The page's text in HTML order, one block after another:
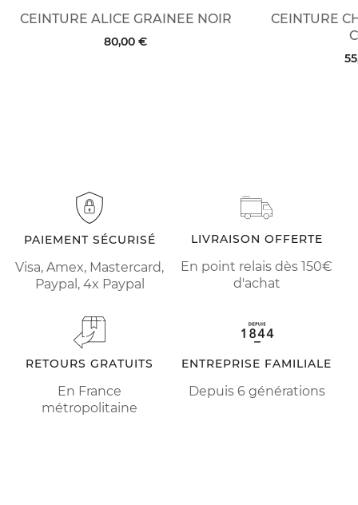
CEINTURE ALICE GRAINEE NOIR
80,00 €
CEINTURE
PAIEMENT SÉCURISÉ
Visa, Amex, Mastercard,
Paypal, 4x Paypal
LIVRAISON OFFERTE
En point relais dès 150€
d'achat
RETOURS GRATUITS
En France
métropolitaine
ENTREPRISE FAMILIALE
Depuis 6 générations